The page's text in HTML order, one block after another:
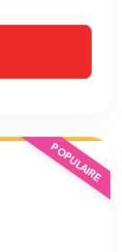
POPULAIRE